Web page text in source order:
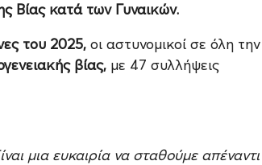
Βίας κατά των Γυναικών.
του 2025, οι αστυνομικοί σε όλη την
βίας, με 47 συλλήψεις
μια ευκαιρία να σταθούμε απέναντι